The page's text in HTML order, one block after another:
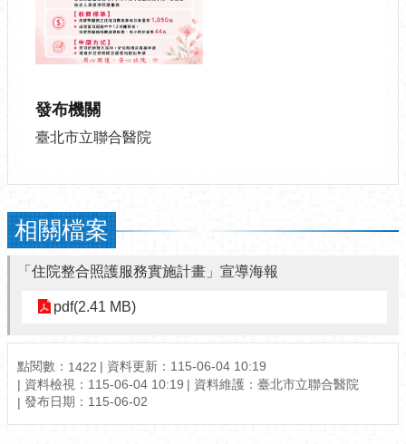
發布機關
臺北市立聯合醫院
相關檔案
「住院整合照護服務實施計畫」宣導海報
pdf(2.41 MB)
點閱數： 1422
資料更新：115-06-04 10:19
資料檢視：115-06-04 10:19
資料維護：臺北市立聯合醫院
發布日期：115-06-02